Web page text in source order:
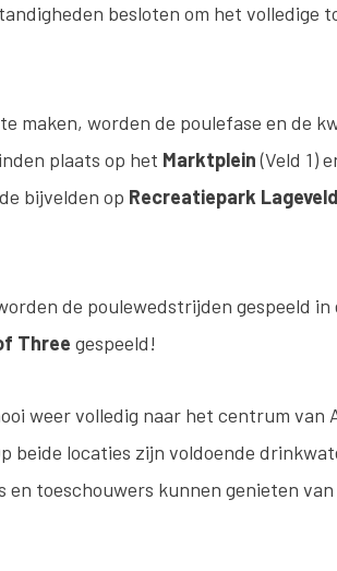
besloten om het volledige
maken, worden de poulefase en de
plaats op het Marktplein(Veld 1)
bijvelden op Recreatiepark Lageveld
de poulewedstrijden gespeeld in
Three gespeeld!
weer volledig naar het centrum van
beide locaties zijn voldoende
toeschouwers kunnen genieten van